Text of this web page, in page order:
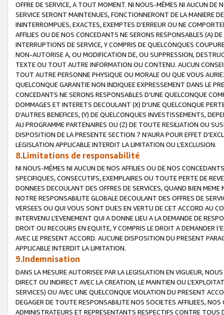
OFFRE DE SERVICE, A TOUT MOMENT. NI NOUS-MÊMES NI AUCUN DE
SERVICE SERONT MAINTENUES, FONCTIONNERONT DE LA MANIERE
ININTERROMPUES, EXACTES, EXEMPTES D’ERREUR OU NE
AFFILIES OU DE NOS CONCEDANTS NE SERONS RESPONSABLES (A)
INTERRUPTIONS DE SERVICE, Y COMPRIS DE QUELCONQUES
NON-AUTORISE A, OU MODIFICATION DE, OU SUPPRESSION,
TEXTE OU TOUT AUTRE INFORMATION OU CONTENU. AUCUN
TOUT AUTRE PERSONNE PHYSIQUE OU MORALE OU QUE VOUS
QUELCONQUE GARANTIE NON INDIQUEE EXPRESSEMENT DANS LE
CONCEDANTS NE SERONS RESPONSABLES D’UNE QUELCONQUE
DOMMAGES ET INTERETS DECOULANT (X) D'UNE QUELCONQUE
D'AUTRES BENEFICES, (Y) DE QUELCONQUES INVESTISSEMENTS,
AU PROGRAMME PARTENAIRES OU (Z) DE TOUTE RESILIATION OU
DISPOSITION DE LA PRESENTE SECTION 7 N'AURA POUR EFFET
LEGISLATION APPLICABLE INTERDIT LA LIMITATION OU L’EXCLUSION.
8.Limitations de responsabilité
NI NOUS-MÊMES NI AUCUN DE NOS AFFILIES OU DE NOS
SPECIFIQUES, CONSECUTIFS, EXEMPLAIRES OU TOUTE PERTE DE
DONNEES DECOULANT DES OFFRES DE SERVICES, QUAND BIEN
NOTRE RESPONSABILITE GLOBALE DECOULANT DES OFFRES DE
VERSEES OU QUI VOUS SONT DUES EN VERTU DE CET ACCORD AU
INTERVENU L’EVENEMENT QUI A DONNE LIEU A LA DEMANDE DE
DROIT OU RECOURS EN EQUITE, Y COMPRIS LE DROIT A DEMANDER
AVEC LE PRESENT ACCORD. AUCUNE DISPOSITION DU PRESENT
APPLICABLE INTERDIT LA LIMITATION.
9.Indemnisation
DANS LA MESURE AUTORISEE PAR LA LEGISLATION EN VIGUEUR,
DIRECT OU INDIRECT AVEC LA CREATION, LE MAINTIEN OU
SERVICES) OU AVEC UNE QUELCONQUE VIOLATION DU PRESENT
DEGAGER DE TOUTE RESPONSABILITE NOS SOCIETES AFFILIEES,
ADMINISTRATEURS ET REPRESENTANTS RESPECTIFS CONTRE